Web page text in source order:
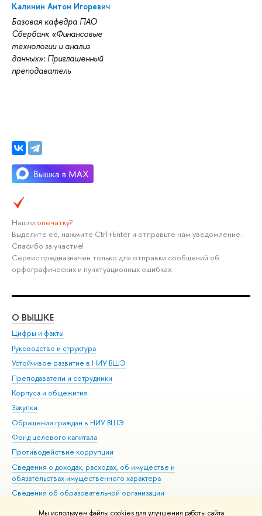
Мы используем файлы cookies для улучшения работы сайта
Калинин Антон Игоревич
Базовая кафедра ПАО
Сбербанк «Финансовые
технологии и анализ
данных»: Приглашенный
преподаватель
Нашли опечатку?
Выделите её, нажмите Ctrl+Enter и отправьте нам уведомление.
Спасибо за участие!
Сервис предназначен только для отправки сообщений об
орфографических и пунктуационных ошибках.
О ВЫШКЕ
Цифры и факты
Руководство и структура
Устойчивое развитие в НИУ ВШЭ
Преподаватели и сотрудники
Корпуса и общежития
Закупки
Обращения граждан в НИУ ВШЭ
Фонд целевого капитала
Противодействие коррупции
Сведения о доходах, расходах, об имуществе и
обязательствах имущественного характера
Сведения об образовательной организации
Людям с ограниченными возможностями здоровья